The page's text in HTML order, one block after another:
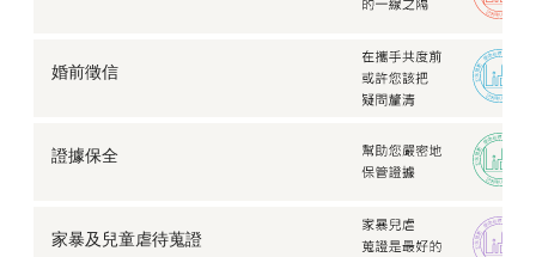
婚前徵信
證據保全
家暴及兒童虐待蒐證